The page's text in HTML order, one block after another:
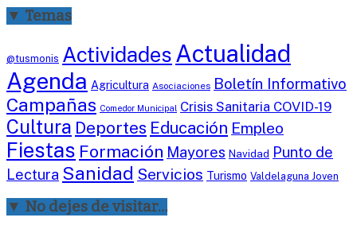
▼ Temas
@tusmonis ActividadesActualidad
Agenda Agricultura Asociaciones Boletín Informativo
Campañas Comedor Municipal Crisis Sanitaria COVID-19
Cultura Deportes Educación Empleo
Fiestas Formación Mayores Navidad Punto de
Lectura Sanidad Servicios Turismo Valdelaguna Joven
▼ No dejes de visitar…